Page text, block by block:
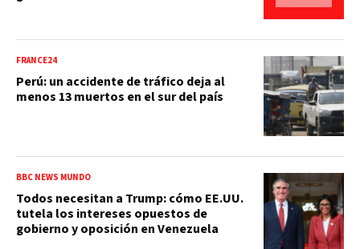
FRANCE24
Perú: un accidente de tráfico deja al
menos 13 muertos en el sur del país
BBC NEWS MUNDO
Todos necesitan a Trump: cómo EE.UU.
tutela los intereses opuestos de
gobierno y oposición en Venezuela